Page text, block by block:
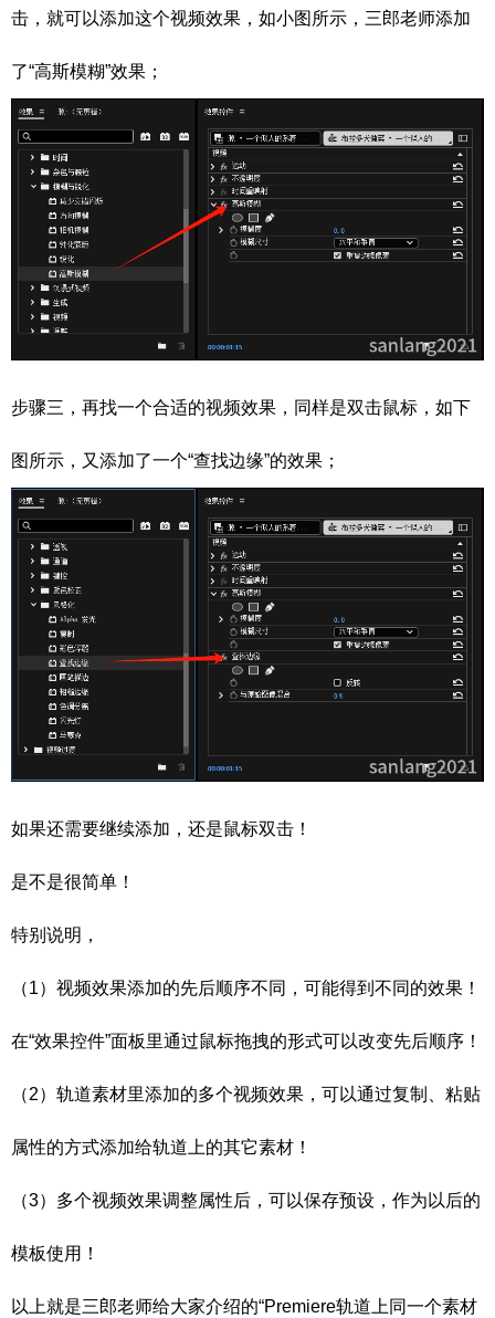
击，就可以添加这个视频效果，如小图所示，三郎老师添加
了“高斯模糊”效果；
步骤三，再找一个合适的视频效果，同样是双击鼠标，如下
图所示，又添加了一个“查找边缘”的效果；
如果还需要继续添加，还是鼠标双击！
是不是很简单！
特别说明，
（1）视频效果添加的先后顺序不同，可能得到不同的效果！
在“效果控件”面板里通过鼠标拖拽的形式可以改变先后顺序！
（2）轨道素材里添加的多个视频效果，可以通过复制、粘贴
属性的方式添加给轨道上的其它素材！
（3）多个视频效果调整属性后，可以保存预设，作为以后的
模板使用！
以上就是三郎老师给大家介绍的“Premiere轨道上同一个素材